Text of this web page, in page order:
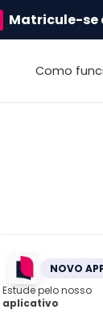
Matricule-se
Como
NOVO
Estude pelo nosso
aplicativo